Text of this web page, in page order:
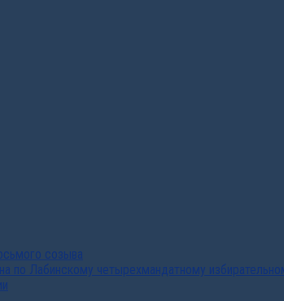
созыва
по Лабинскому четырехмандатному